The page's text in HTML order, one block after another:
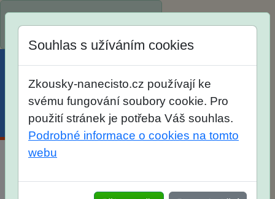
Menu Účet Košík
Souhlas s užíváním cookies
Zkousky-nanecisto.cz používají ke
svému fungování soubory cookie. Pro
použití stránek je potřeba Váš souhlas.
Podrobné informace o cookies na tomto
webu